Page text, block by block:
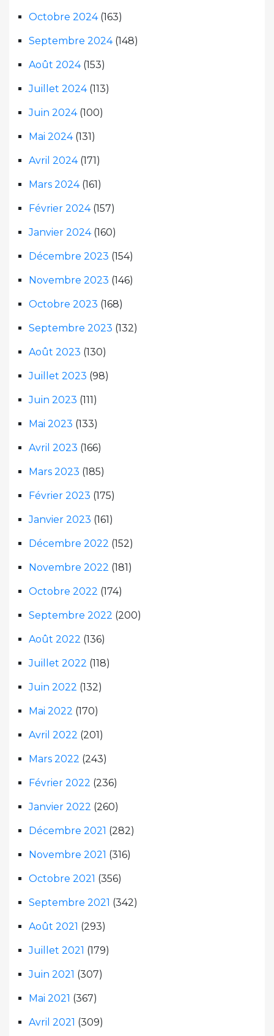
Octobre 2024(163)
Septembre 2024(148)
Août 2024(153)
Juillet 2024(113)
Juin 2024(100)
Mai 2024(131)
Avril 2024(171)
Mars 2024(161)
Février 2024(157)
Janvier 2024(160)
Décembre 2023 (154)
Novembre 2023 (146)
Octobre 2023 (168)
Septembre 2023 (132)
Août 2023 (130)
Juillet 2023 (98)
Juin 2023 (111)
Mai 2023 (133)
Avril 2023 (166)
Mars 2023 (185)
Février 2023 (175)
Janvier 2023 (161)
Décembre 2022 (152)
Novembre 2022 (181)
Octobre 2022 (174)
Septembre 2022 (200)
Août 2022 (136)
Juillet 2022 (118)
Juin 2022 (132)
Mai 2022 (170)
Avril 2022 (201)
Mars 2022 (243)
Février 2022 (236)
Janvier 2022 (260)
Décembre 2021 (282)
Novembre 2021 (316)
Octobre 2021 (356)
Septembre 2021 (342)
Août 2021 (293)
Juillet 2021 (179)
Juin 2021 (307)
Mai 2021 (367)
Avril 2021 (309)